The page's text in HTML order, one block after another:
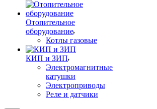
Отопительное
оборудование
Котлы газовые
КИП и ЗИП
Электромагнитные
катушки
Электроприводы
Реле и датчики